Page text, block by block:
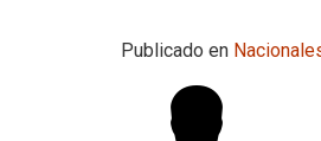
Publicado en